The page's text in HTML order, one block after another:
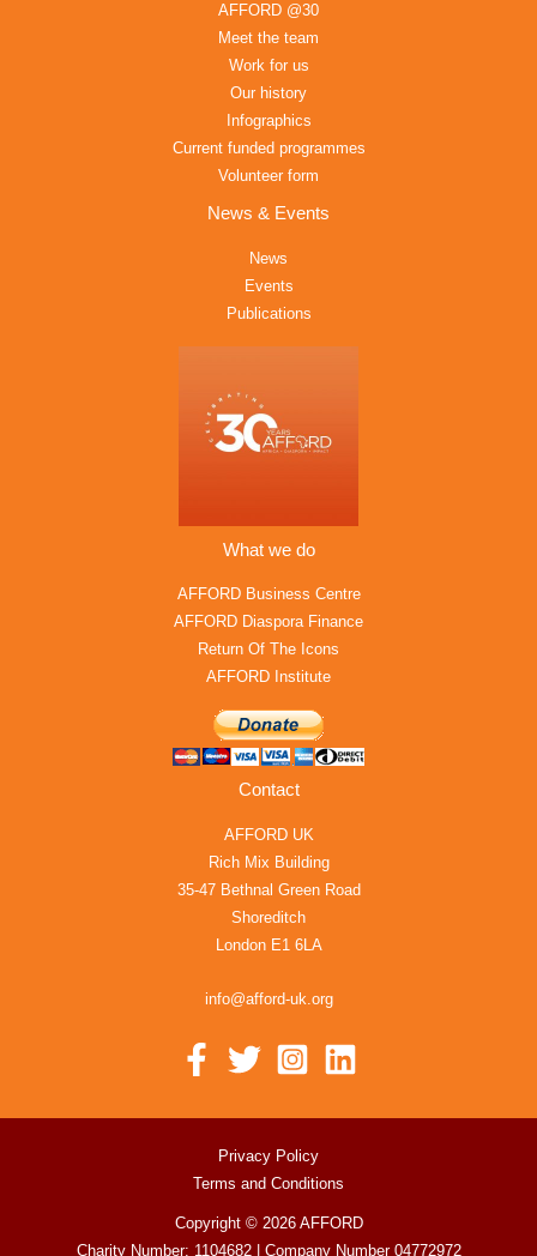
AFFORD @30
Meet the team
Work for us
Our history
Infographics
Current funded programmes
Volunteer form
News & Events
News
Events
Publications
What we do
AFFORD Business Centre
AFFORD Diaspora Finance
Return Of The Icons
AFFORD Institute
Contact
AFFORD UK
Rich Mix Building
35-47 Bethnal Green Road
Shoreditch
London E1 6LA
info@afford-uk.org
Privacy Policy
Terms and Conditions
Copyright © 2026 AFFORD
Charity Number: 1104682 | Company Number 04772972